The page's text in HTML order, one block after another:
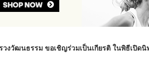
วัฒนธรรม ขอเชิญร่วมเป็นเกียรติ ในพิธีเปิดนิ